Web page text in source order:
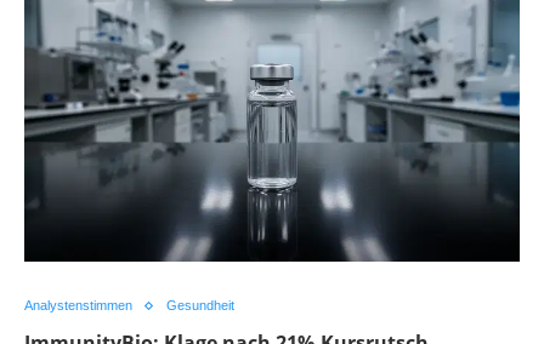
Analystenstimmen Gesundheit